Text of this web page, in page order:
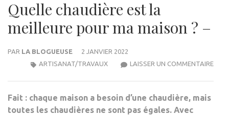
Quelle chaudière est la
meilleure pour ma maison ? –
PAR LA BLOGUEUSE
2 JANVIER 2022
LAISSER UN COMMENTAIRE
ARTISANAT/TRAVAUX
Fait : chaque maison a besoin d’une chaudière, mais
toutes les chaudières ne sont pas égales. Avec